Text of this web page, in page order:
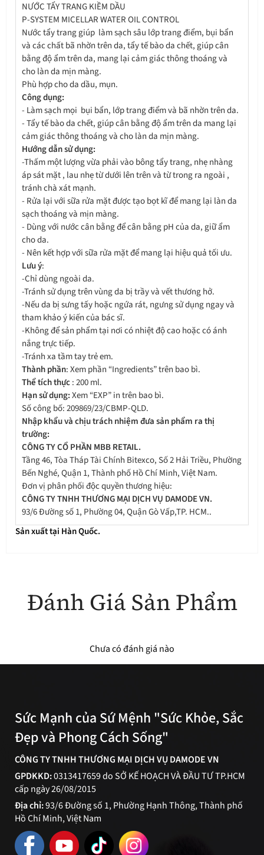
NƯỚC TẨY TRANG KIỀM DẦU
P-SYSTEM MICELLAR WATER OIL CONTROL
Nước tẩy trang giúp làm sạch sâu lớp trang điểm, bụi bẩn
và các chất bã nhờn trên da, tẩy tế bào da chết, giúp cân
bằng độ ẩm trên da, mang lại cảm giác thông thoáng và
cho làn da mịn màng.
Phù hợp cho da dầu, mụn.
Công dụng:
- Làm sạch mọi bụi bẩn, lớp trang điểm và bã nhờn trên da.
- Tẩy tế bào da chết, giúp cân bằng độ ẩm trên da mang lại
cảm giác thông thoáng và cho làn da mịn màng.
Hướng dẫn sử dụng:
-Thấm một lượng vừa phải vào bông tẩy trang, nhẹ nhàng
áp sát mặt , lau nhẹ từ dưới lên trên và từ trong ra ngoài ,
tránh chà xát mạnh.
- Rửa lại với sữa rửa mặt được tạo bọt kĩ để mang lại làn da
sạch thoáng và mịn màng.
- Dùng với nước cân bằng để cân bằng pH của da, giữ ẩm
cho da.
- Nên kết hợp với sữa rửa mặt để mang lại hiệu quả tối ưu.
Lưu ý:
-Chỉ dùng ngoài da.
-Tránh sử dụng trên vùng da bị trầy và vết thương hở.
-Nếu da bị sưng tấy hoặc ngứa rát, ngưng sử dụng ngay và
tham khảo ý kiến của bác sĩ.
-Không để sản phẩm tại nơi có nhiệt độ cao hoặc có ánh
nắng trực tiếp.
-Tránh xa tầm tay trẻ em.
Thành phần: Xem phần “Ingredients” trên bao bì.
Thể tích thực: 200 ml.
Hạn sử dụng:Xem “EXP” in trên bao bì.
Số công bố: 209869/23/CBMP-QLD.
Nhập khẩu và chịu trách nhiệm đưa sản phẩm ra thị
trường:
CÔNG TY CỔ PHẦN MBB RETAIL.
Tầng 46, Tòa Tháp Tài Chính Bitexco, Số 2 Hải Triều, Phường
Bến Nghé, Quận 1, Thành phố Hồ Chí Minh, Việt Nam.
Đơn vị phân phối độc quyền thương hiệu:
CÔNG TY TNHH THƯƠNG MẠI DỊCH VỤ DAMODE VN.
93/6 Đường số 1, Phường 04, Quận Gò Vấp,TP. HCM..
Sản xuất tại Hàn Quốc.
Đánh Giá Sản Phẩm
Chưa có đánh giá nào
Sức Mạnh của Sứ Mệnh "Sức Khỏe, Sắc
Đẹp và Phong Cách Sống"
CÔNG TY TNHH THƯƠNG MẠI DỊCH VỤ DAMODE VN
GPDKKD:0313417659 do SỞ KẾ HOẠCH VÀ ĐẦU TƯ TP.HCM
cấp ngày 26/08/2015
Địa chỉ:93/6 Đường số 1, Phường Hạnh Thông, Thành phố
Hồ Chí Minh, Việt Nam